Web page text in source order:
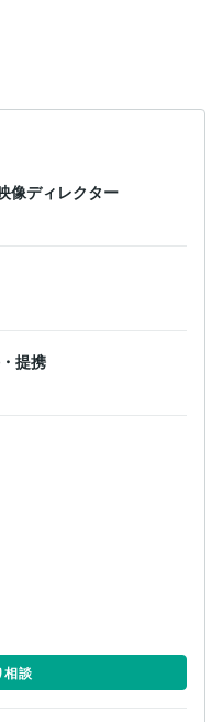
像ディレクター
提携
相談